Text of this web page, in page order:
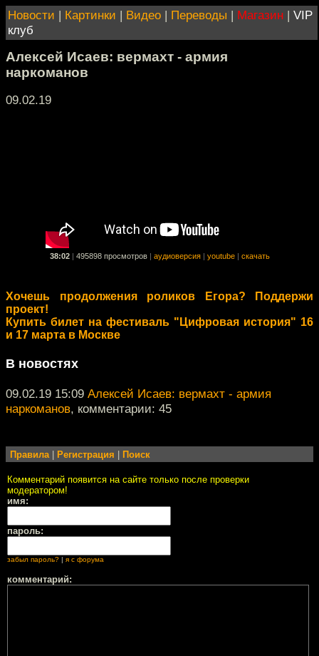
Новости | Картинки | Видео | Переводы | Магазин | VIP
клуб
Алексей Исаев: вермахт - армия
наркоманов
09.02.19
38:02 495898 просмотров аудиоверсия youtube скачать
Хочешь продолжения роликов Егора? Поддержи
проект!
Купить билет на фестиваль "Цифровая история" 16
и 17 марта в Москве
В новостях
09.02.19 15:09 Алексей Исаев: вермахт - армия
наркоманов, комментарии: 45
Правила| Регистрация Поиск
Комментарий появится на сайте только после проверки
модератором!
имя:
пароль:
забыл пароль? я с форума
комментарий: